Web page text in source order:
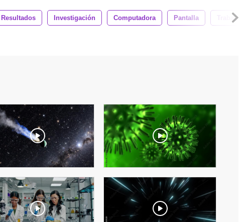
Resultados Investigación Computadora Pantalla Trabajo